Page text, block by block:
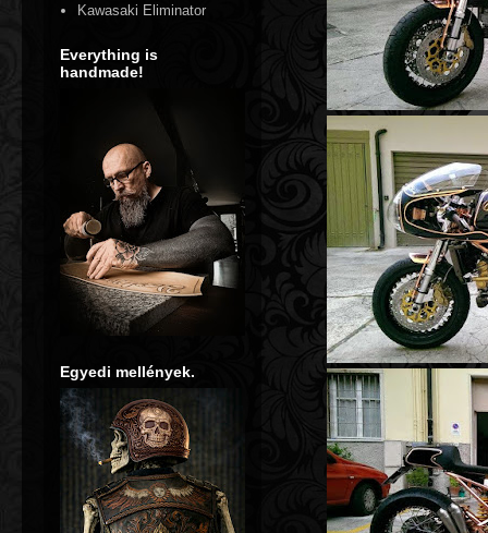
Kawasaki Eliminator
Everything is
handmade!
Egyedi mellények.
**** Bőrvéséssel díszített, kézzel készített
and other leather accessories are